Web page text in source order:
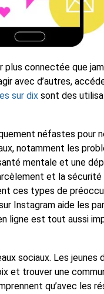
plus connectée que
avec d’autres,
sur dix sont des
néfastes pour
notamment les
mentale et une
et la
ces types de
Instagram aide les
ligne est tout aussi
sociaux. Les jeunes
et trouver une
qu’avec les